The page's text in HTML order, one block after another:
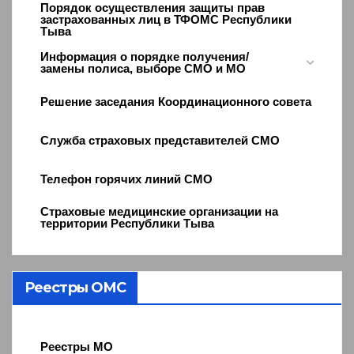
Порядок осуществления защиты прав
застрахованных лиц в ТФОМС Республики
Тыва
Информация о порядке получения/
замены полиса, выборе СМО и МО
Решение заседания Координационного совета
Служба страховых представителей СМО
Телефон горячих линий СМО
Страховые медицинские организации на
территории Республики Тыва
Реестры ОМС
Реестры МО